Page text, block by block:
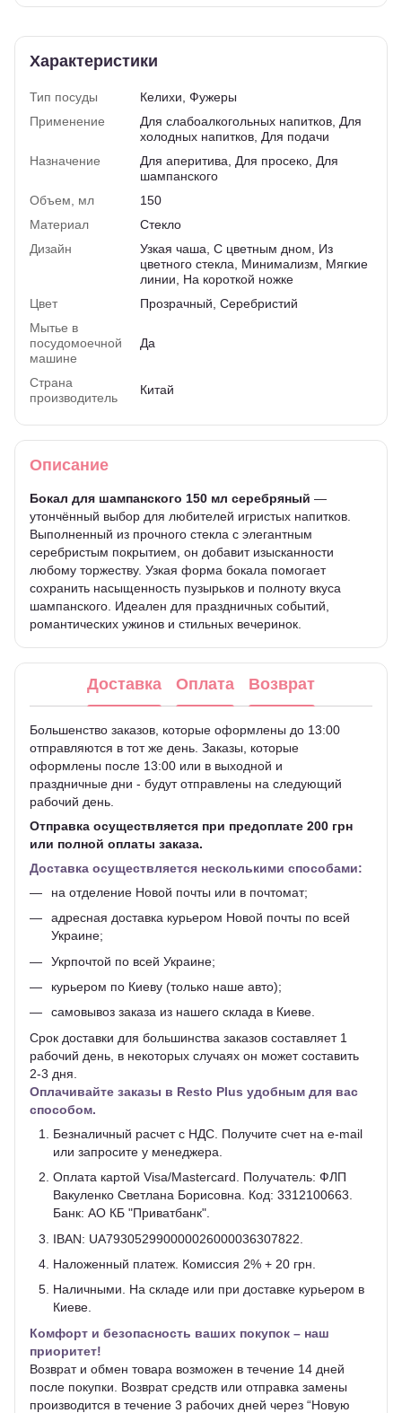
Характеристики
Тип посуды
Келихи, Фужеры
Применение
Для слабоалкогольных напитков, Для
холодных напитков, Для подачи
Назначение
Для аперитива, Для просеко, Для
шампанского
Объем, мл
150
Материал
Стекло
Дизайн
Узкая чаша, С цветным дном, Из
цветного стекла, Минимализм, Мягкие
линии, На короткой ножке
Цвет
Прозрачный, Серебристий
Мытье в
посудомоечной
машине
Да
Страна
производитель
Китай
Описание
Бокал для шампанского 150 мл серебряный —
утончённый выбор для любителей игристых напитков.
Выполненный из прочного стекла с элегантным
серебристым покрытием, он добавит изысканности
любому торжеству. Узкая форма бокала помогает
сохранить насыщенность пузырьков и полноту вкуса
шампанского. Идеален для праздничных событий,
романтических ужинов и стильных вечеринок.
Доставка Оплата Возврат
Большенство заказов, которые оформлены до 13:00
отправляются в тот же день. Заказы, которые
оформлены после 13:00 или в выходной и
праздничные дни - будут отправлены на следующий
рабочий день.
Отправка осуществляется при предоплате 200 грн
или полной оплаты заказа.
Доставка осуществляется несколькими способами:
на отделение Новой почты или в почтомат;
адресная доставка курьером Новой почты по всей
Украине;
Укрпочтой по всей Украине;
курьером по Киеву (только наше авто);
самовывоз заказа из нашего склада в Киеве.
Срок доставки для большинства заказов составляет 1
рабочий день, в некоторых случаях он может составить
2-3 дня.
Оплачивайте заказы в Resto Plus удобным для вас
способом.
Безналичный расчет с НДС. Получите счет на e-mail
или запросите у менеджера.
Оплата картой Visa/Mastercard. Получатель: ФЛП
Вакуленко Светлана Борисовна. Код: 3312100663.
Банк: АО КБ "Приватбанк".
IBAN: UA793052990000026000036307822.
Наложенный платеж. Комиссия 2% + 20 грн.
Наличными. На складе или при доставке курьером в
Киеве.
Комфорт и безопасность ваших покупок – наш
приоритет!
Возврат и обмен товара возможен в течение 14 дней
после покупки. Возврат средств или отправка замены
производится в течение 3 рабочих дней через “Новую